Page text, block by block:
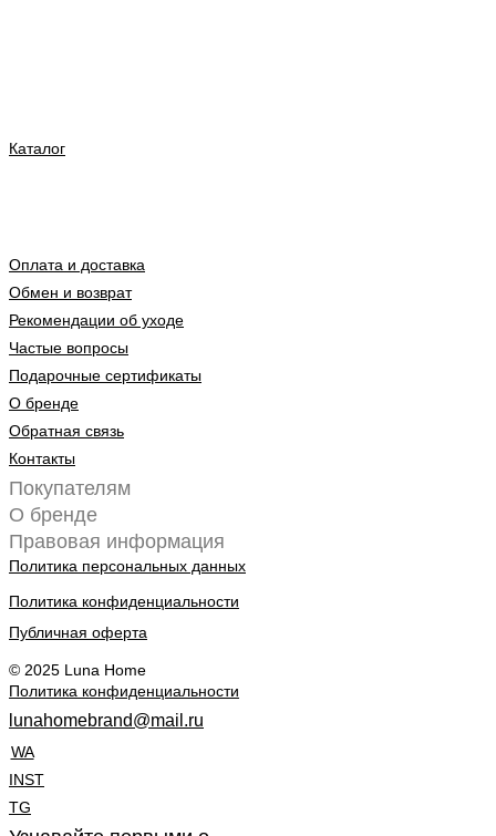
Каталог
Оплата и доставка
Обмен и возврат
Рекомендации об уходе
Частые вопросы
Подарочные сертификаты
О бренде
Обратная связь
Контакты
Покупателям
О бренде
Правовая информация
Политика персональных данных
Политика конфиденциальности
Публичная оферта
© 2025 Luna Home
Политика конфиденциальности
lunahomebrand@mail.ru
WA
INST
TG